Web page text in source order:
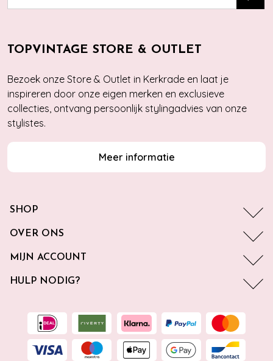
TOPVINTAGE STORE & OUTLET
Bezoek onze Store & Outlet in Kerkrade en laat je
inspireren door onze eigen merken en exclusieve
collecties, ontvang persoonlijk stylingadvies van onze
stylistes.
Meer informatie
SHOP
OVER ONS
MIJN ACCOUNT
HULP NODIG?